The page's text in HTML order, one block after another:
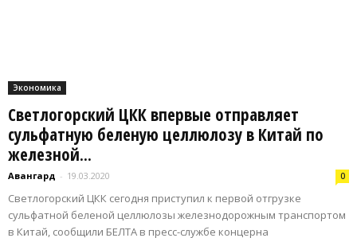
Экономика
Светлогорский ЦКК впервые отправляет
сульфатную беленую целлюлозу в Китай по
железной...
Авангард - 19.03.2020 0
Светлогорский ЦКК сегодня приступил к первой отгрузке
сульфатной беленой целлюлозы железнодорожным транспортом
в Китай, сообщили БЕЛТА в пресс-службе концерна